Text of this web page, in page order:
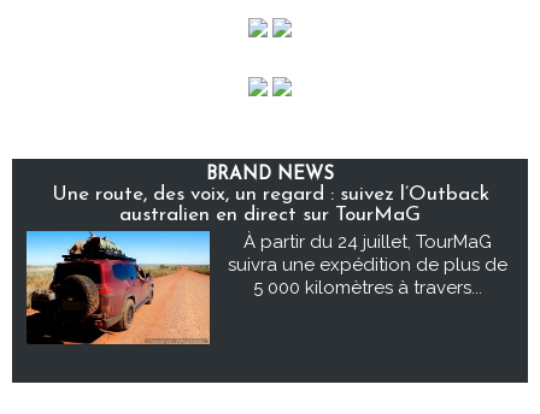
BRAND NEWS
Une route, des voix, un regard : suivez l’Outback
australien en direct sur TourMaG
À partir du 24 juillet, TourMaG
suivra une expédition de plus de
5 000 kilomètres à travers...